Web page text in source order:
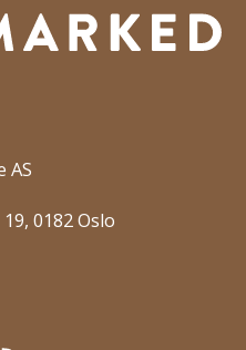
AS
0182 Oslo